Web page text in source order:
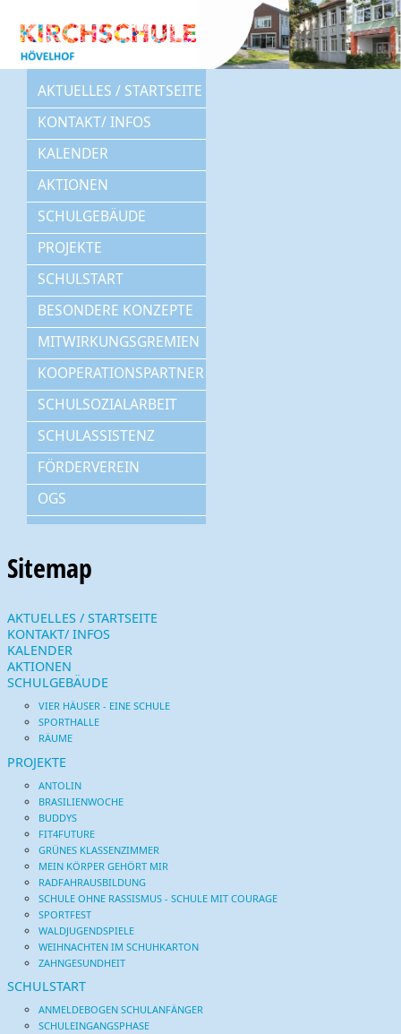
AKTUELLES / STARTSEITE
KONTAKT/ INFOS
KALENDER
AKTIONEN
SCHULGEBÄUDE
PROJEKTE
SCHULSTART
BESONDERE KONZEPTE
MITWIRKUNGSGREMIEN
KOOPERATIONSPARTNER
SCHULSOZIALARBEIT
SCHULASSISTENZ
FÖRDERVEREIN
OGS
Sitemap
AKTUELLES / STARTSEITE
KONTAKT/ INFOS
KALENDER
AKTIONEN
SCHULGEBÄUDE
VIER HÄUSER - EINE SCHULE
SPORTHALLE
RÄUME
PROJEKTE
ANTOLIN
BRASILIENWOCHE
BUDDYS
FIT4FUTURE
GRÜNES KLASSENZIMMER
MEIN KÖRPER GEHÖRT MIR
RADFAHRAUSBILDUNG
SCHULE OHNE RASSISMUS - SCHULE MIT COURAGE
SPORTFEST
WALDJUGENDSPIELE
WEIHNACHTEN IM SCHUHKARTON
ZAHNGESUNDHEIT
SCHULSTART
ANMELDEBOGEN SCHULANFÄNGER
SCHULEINGANGSPHASE